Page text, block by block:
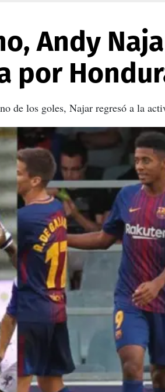
Andy
por
de los goles, Najar regresó a la